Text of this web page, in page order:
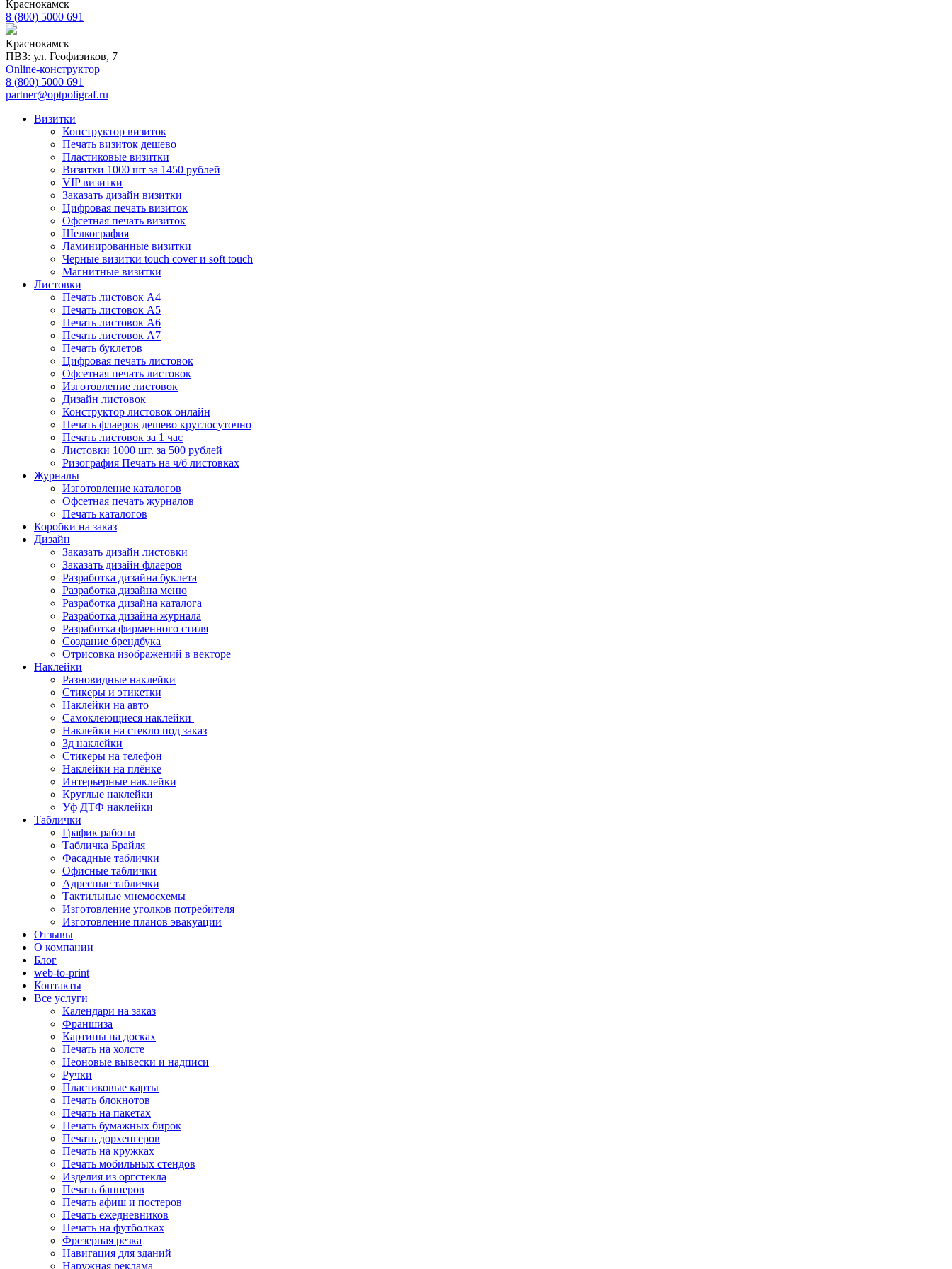
Краснокамск
8 (800) 5000 691
Краснокамск
ПВЗ: ул. Геофизиков, 7
Online-конструктор
8 (800) 5000 691
partner@optpoligraf.ru
Визитки
Конструктор визиток
Печать визиток дешево
Пластиковые визитки
Визитки 1000 шт за 1450 рублей
VIP визитки
Заказать дизайн визитки
Цифровая печать визиток
Офсетная печать визиток
Шелкография
Ламинированные визитки
Черные визитки touch cover и soft touch
Магнитные визитки
Листовки
Печать листовок А4
Печать листовок А5
Печать листовок А6
Печать листовок А7
Печать буклетов
Цифровая печать листовок
Офсетная печать листовок
Изготовление листовок
Дизайн листовок
Конструктор листовок онлайн
Печать флаеров дешево круглосуточно
Печать листовок за 1 час
Листовки 1000 шт. за 500 рублей
Ризография Печать на ч/б листовках
Журналы
Изготовление каталогов
Офсетная печать журналов
Печать каталогов
Коробки на заказ
Дизайн
Заказать дизайн листовки
Заказать дизайн флаеров
Разработка дизайна буклета
Разработка дизайна меню
Разработка дизайна каталога
Разработка дизайна журнала
Разработка фирменного стиля
Создание брендбука
Отрисовка изображений в векторе
Наклейки
Разновидные наклейки
Стикеры и этикетки
Наклейки на авто
Самоклеющиеся наклейки
Наклейки на стекло под заказ
3д наклейки
Cтикеры на телефон
Наклейки на плёнке
Интерьерные наклейки
Круглые наклейки
Уф ДТФ наклейки
Таблички
График работы
Табличка Брайля
Фасадные таблички
Офисные таблички
Адресные таблички
Тактильные мнемосхемы
Изготовление уголков потребителя
Изготовление планов эвакуации
Отзывы
О компании
Блог
web-to-print
Контакты
Все услуги
Календари на заказ
Франшиза
Картины на досках
Печать на холсте
Неоновые вывески и надписи
Ручки
Пластиковые карты
Печать блокнотов
Печать на пакетах
Печать бумажных бирок
Печать дорхенгеров
Печать на кружках
Печать мобильных стендов
Изделия из оргстекла
Печать баннеров
Печать афиш и постеров
Печать ежедневников
Печать на футболках
Фрезерная резка
Навигация для зданий
Наружная реклама